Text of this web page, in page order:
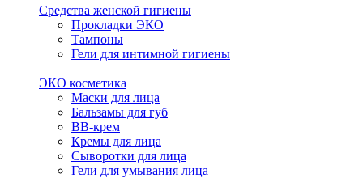
Средства женской гигиены
Прокладки ЭКО
Тампоны
Гели для интимной гигиены
ЭКО косметика
Маски для лица
Бальзамы для губ
BB-крем
Кремы для лица
Сыворотки для лица
Гели для умывания лица